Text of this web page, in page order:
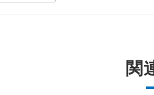
関
利用航空会